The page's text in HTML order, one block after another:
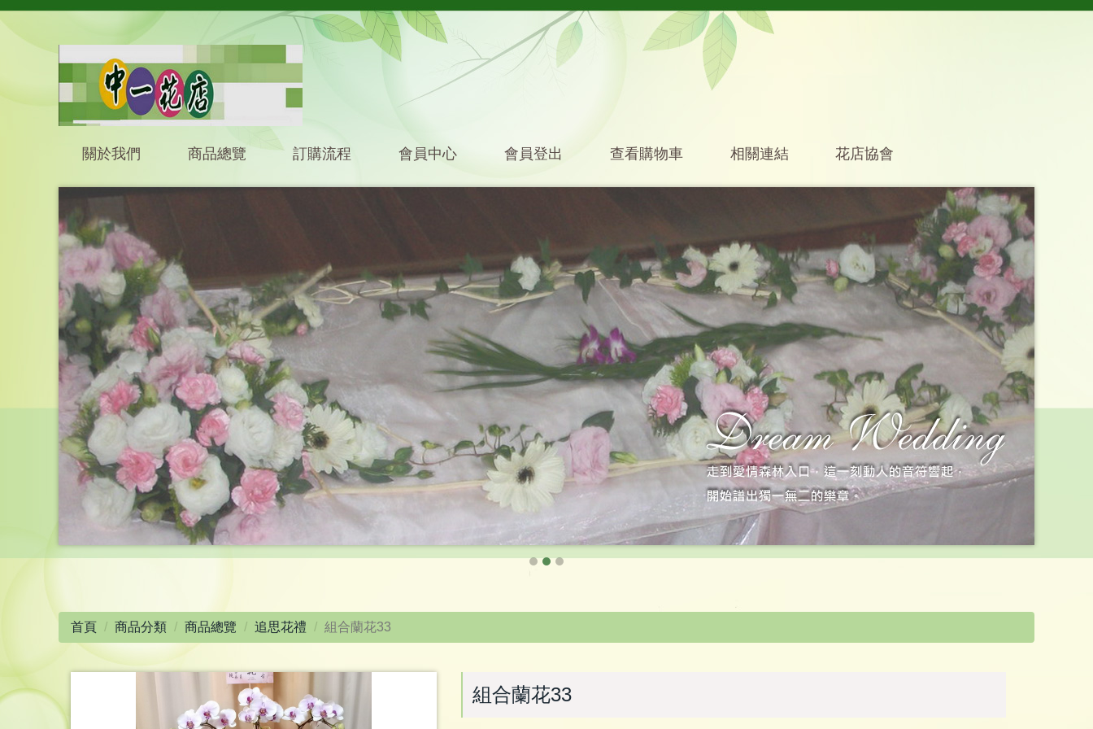
關於我們 商品總覽 訂購流程 會員中心 會員登出 查看購物車 相關連結 花店協會
首頁 商品分類 商品總覽 追思花禮 組合蘭花33
組合蘭花33